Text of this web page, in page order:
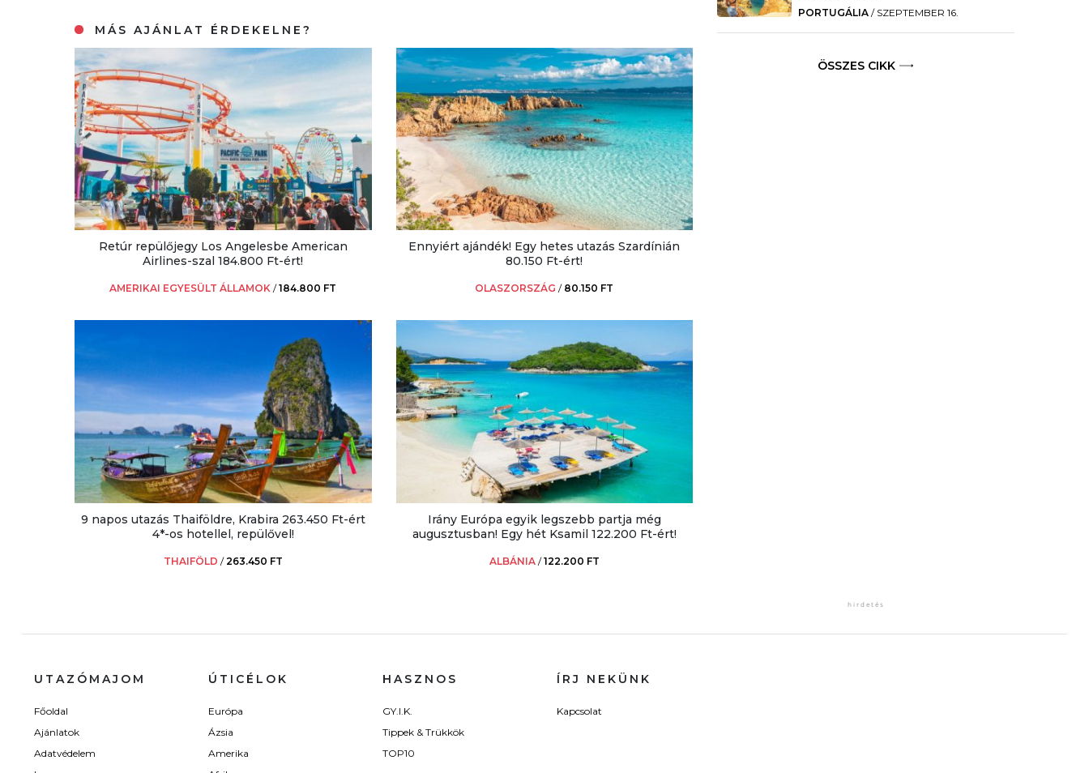
MÁS AJÁNLAT ÉRDEKELNE?
Retúr repülőjegy Los Angelesbe American
Airlines-szal 184.800 Ft-ért!
AMERIKAI EGYESÜLT ÁLLAMOK /184.800 FT
Ennyiért ajándék! Egy hetes utazás Szardínián
80.150 Ft-ért!
OLASZORSZÁG / 80.150 FT
9 napos utazás Thaiföldre, Krabira 263.450 Ft-ért
4*-os hotellel, repülővel!
THAIFÖLD /263.450 FT
Irány Európa egyik legszebb partja még
augusztusban! Egy hét Ksamil 122.200 Ft-ért!
ALBÁNIA /122.200 FT
PORTUGÁLIA / SZEPTEMBER 16.
ÖSSZES CIKK
UTAZÓMAJOM
Főoldal
Ajánlatok
Adatvédelem
ÚTICÉLOK
Európa
Ázsia
Amerika
HASZNOS
GY.I.K.
Tippek & Trükkök
TOP10
ÍRJ NEKÜNK
Kapcsolat